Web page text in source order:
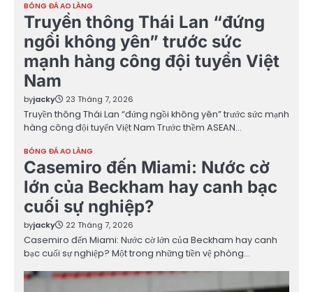
BÓNG ĐÁ AO LÀNG
Truyền thông Thái Lan “đứng
ngồi không yên” trước sức
mạnh hàng công đội tuyển Việt
Nam
byjacky 23 Tháng 7, 2026
Truyền thông Thái Lan “đứng ngồi không yên” trước sức mạnh
hàng công đội tuyển Việt Nam Trước thềm ASEAN…
BÓNG ĐÁ AO LÀNG
Casemiro đến Miami: Nước cờ
lớn của Beckham hay canh bạc
cuối sự nghiệp?
byjacky 22 Tháng 7, 2026
Casemiro đến Miami: Nước cờ lớn của Beckham hay canh
bạc cuối sự nghiệp? Một trong những tiền vệ phòng…